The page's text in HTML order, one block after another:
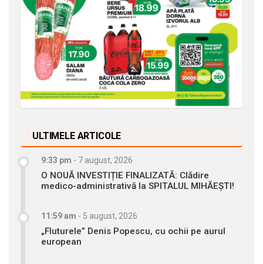
ULTIMELE ARTICOLE
9:33 pm - 7 august, 2026
O NOUĂ INVESTIȚIE FINALIZATĂ: Clădire
medico-administrativă la SPITALUL MIHĂEȘTI!
11:59 am - 5 august, 2026
„Fluturele” Denis Popescu, cu ochii pe aurul
european